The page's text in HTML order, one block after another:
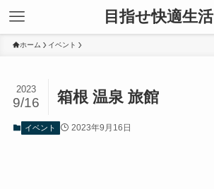
目指せ快適生活
ホーム イベント
箱根 温泉 旅館
2023
9/16
イベント 2023年9月16日